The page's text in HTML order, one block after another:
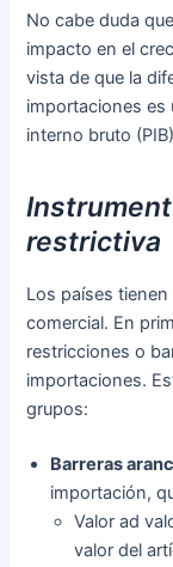
No cabe duda
impacto en el
vista de que la
importaciones
interno bruto
restrictiva
Los países
comercial. En
restricciones o
importaciones.
grupos:
Barreras
importación,
Valor ad
valor del